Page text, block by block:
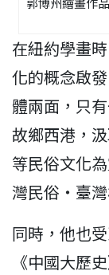
在紐約學畫
化的概念啟
體兩面，只
故鄉西港，
等民俗文化
灣民俗‧臺灣
同時，他也
《中國大歷